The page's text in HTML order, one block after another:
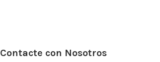
Contacte con Nosotros